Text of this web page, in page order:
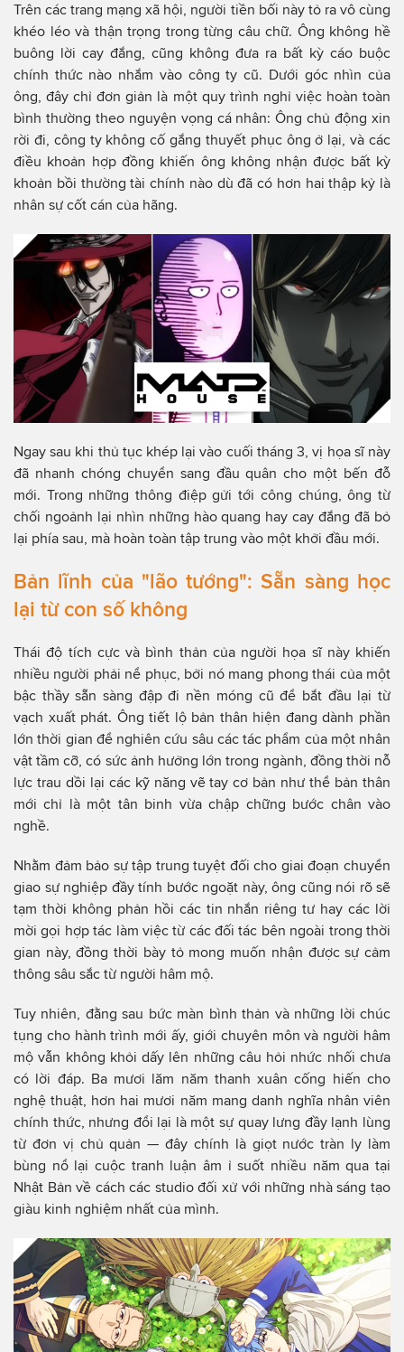
Trên các trang mạng xã hội, người tiền bối này tỏ ra vô cùng
khéo léo và thận trọng trong từng câu chữ. Ông không hề
buông lời cay đắng, cũng không đưa ra bất kỳ cáo buộc
chính thức nào nhắm vào công ty cũ. Dưới góc nhìn của
ông, đây chỉ đơn giản là một quy trình nghỉ việc hoàn toàn
bình thường theo nguyện vọng cá nhân: Ông chủ động xin
rời đi, công ty không cố gắng thuyết phục ông ở lại, và các
điều khoản hợp đồng khiến ông không nhận được bất kỳ
khoản bồi thường tài chính nào dù đã có hơn hai thập kỷ là
nhân sự cốt cán của hãng.
Ngay sau khi thủ tục khép lại vào cuối tháng 3, vị họa sĩ này
đã nhanh chóng chuyển sang đầu quân cho một bến đỗ
mới. Trong những thông điệp gửi tới công chúng, ông từ
chối ngoảnh lại nhìn những hào quang hay cay đắng đã bỏ
lại phía sau, mà hoàn toàn tập trung vào một khởi đầu mới.
Bản lĩnh của "lão tướng": Sẵn sàng học
lại từ con số không
Thái độ tích cực và bình thản của người họa sĩ này khiến
nhiều người phải nể phục, bởi nó mang phong thái của một
bậc thầy sẵn sàng đập đi nền móng cũ để bắt đầu lại từ
vạch xuất phát. Ông tiết lộ bản thân hiện đang dành phần
lớn thời gian để nghiên cứu sâu các tác phẩm của một nhân
vật tầm cỡ, có sức ảnh hưởng lớn trong ngành, đồng thời nỗ
lực trau dồi lại các kỹ năng vẽ tay cơ bản như thể bản thân
mới chỉ là một tân binh vừa chập chững bước chân vào
nghề.
Nhằm đảm bảo sự tập trung tuyệt đối cho giai đoạn chuyển
giao sự nghiệp đầy tính bước ngoặt này, ông cũng nói rõ sẽ
tạm thời không phản hồi các tin nhắn riêng tư hay các lời
mời gọi hợp tác làm việc từ các đối tác bên ngoài trong thời
gian này, đồng thời bày tỏ mong muốn nhận được sự cảm
thông sâu sắc từ người hâm mộ.
Tuy nhiên, đằng sau bức màn bình thản và những lời chúc
tụng cho hành trình mới ấy, giới chuyên môn và người hâm
mộ vẫn không khỏi dấy lên những câu hỏi nhức nhối chưa
có lời đáp. Ba mươi lăm năm thanh xuân cống hiến cho
nghệ thuật, hơn hai mươi năm mang danh nghĩa nhân viên
chính thức, nhưng đổi lại là một sự quay lưng đầy lạnh lùng
từ đơn vị chủ quản — đây chính là giọt nước tràn ly làm
bùng nổ lại cuộc tranh luận âm ỉ suốt nhiều năm qua tại
Nhật Bản về cách các studio đối xử với những nhà sáng tạo
giàu kinh nghiệm nhất của mình.